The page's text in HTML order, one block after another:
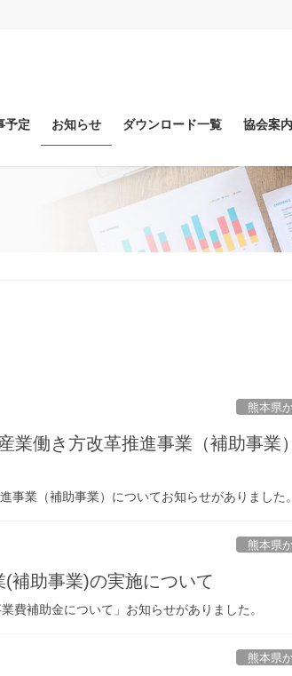
予定 お知らせ ダウンロード一覧 協会案内
熊本県
業働き方改革推進事業（補助事業
業（補助事業）についてお知らせがありました。
熊本県
(補助事業)の実施について
費補助金について」お知らせがありました。
熊本県